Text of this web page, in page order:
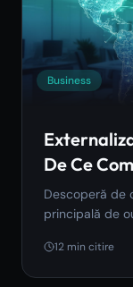
Business
De Ce
Bijuteria
Descoperă de
principală de
12 min citire